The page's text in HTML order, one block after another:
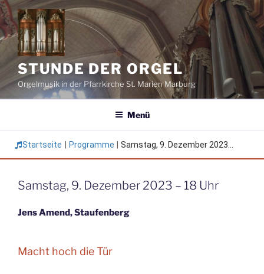
Zum
Inhalt
springen
STUNDE DER ORGEL
Orgelmusik in der Pfarrkirche St. Marien Marburg
Menü
Startseite Programme Samstag, 9. Dezember 2023...
Samstag, 9. Dezember 2023 – 18 Uhr
Jens Amend, Staufenberg
Macht hoch die Tür